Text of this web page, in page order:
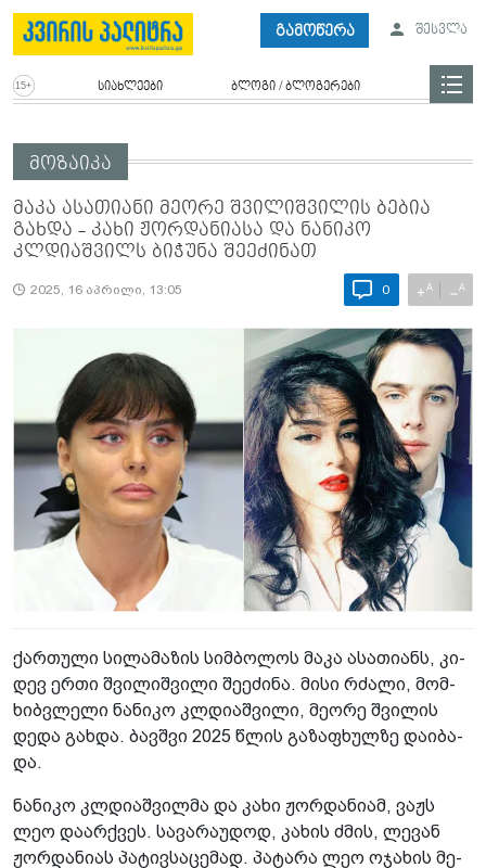
გამოწერა შესვლა
სიახლეები ბლოგი / ბლოგერები
მოზაიკა
მაკა ასათიანი მეორე შვილიშვილის ბებია
გახდა - კახი ჟორდანიასა და ნანიკო
კლდიაშვილს ბიჭუნა შეეძინათ
2025, 16 აპრილი, 13:05 0 +A −A
ქარ­თუ­ლი სი­ლა­მა­ზის სიმ­ბო­ლოს მაკა ასა­თი­ანს, კი­
დევ ერთი შვი­ლიშ­ვი­ლი შე­ე­ძი­ნა. მისი რძა­ლი, მომ­
ხიბ­ვლე­ლი ნა­ნი­კო კლდი­აშ­ვი­ლი, მე­ო­რე შვი­ლის
დედა გახ­და. ბავ­შვი 2025 წლის გა­ზა­ფხულ­ზე და­ი­ბა­
და.
ნა­ნი­კო კლდი­აშ­ვილ­მა და კახი ჟორ­და­ნი­ამ, ვაჟს
ლეო და­არ­ქვეს. სა­ვა­რა­უ­დოდ, კა­ხის ძმის, ლე­ვან
ჟორ­და­ნი­ას პა­ტივ­სა­ცე­მად. პა­ტა­რა ლეო ოჯა­ხის მე­